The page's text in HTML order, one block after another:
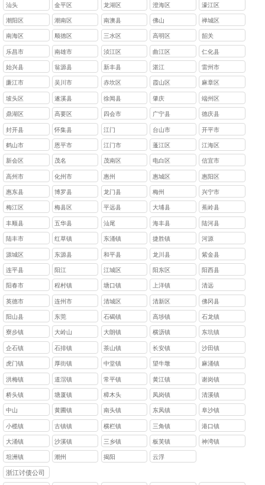
汕头 金平区 龙湖区 澄海区 濠江区
‌潮阳区 ‌潮南区 南澳县 佛山 禅城区
南海区 顺德区 三水区 高明区 韶关
乐昌市 南雄市 浈江区 ‌曲江区 ‌仁化县
始兴县 翁源县 ‌新丰县 湛江 雷州市‌
‌‌廉江市‌ ‌‌吴川市 赤坎区‌ ‌霞山区‌ ‌麻章区‌
‌坡头区‌ ‌遂溪县‌ ‌徐闻县 肇庆 ‌端州区
鼎湖区 高要区 四会市 广宁县 德庆县
封开县 怀集县 江门 台山市 开平市
鹤山市 恩平市 江门市 蓬江区 江海区
新会区 茂名 茂南区 电白区 信宜市
高州市 化州市 惠州 惠城区 惠阳区
惠东县 博罗县 龙门县 梅州 兴宁市
梅江区 梅县区 平远县 大埔县 蕉岭县
丰顺县 五华县 汕尾 海丰县 陆河县
陆丰市 红草镇 东涌镇 捷胜镇 河源
源城区 东源县 和平县 龙川县 紫金县
连平县 阳江 江城区 阳东区 阳西县
阳春市 程村镇 塘口镇 上洋镇 清远
英德市 连州市 清城区 清新区 佛冈县
阳山县 东莞 石碣镇 高埗镇 石龙镇
寮步镇 大岭山 大朗镇 横沥镇 东坑镇
企石镇 石排镇 茶山镇 长安镇 沙田镇
虎门镇 厚街镇 中堂镇 望牛墩 麻涌镇
洪梅镇 道滘镇 常平镇 黄江镇 谢岗镇
桥头镇 塘厦镇 樟木头 凤岗镇 清溪镇
中山 黄圃镇 南头镇 东凤镇 阜沙镇
小榄镇 古镇镇 横栏镇 三角镇 港口镇
大涌镇 沙溪镇 三乡镇 板芙镇 神湾镇
坦洲镇 潮州 揭阳 云浮
浙江讨债公司